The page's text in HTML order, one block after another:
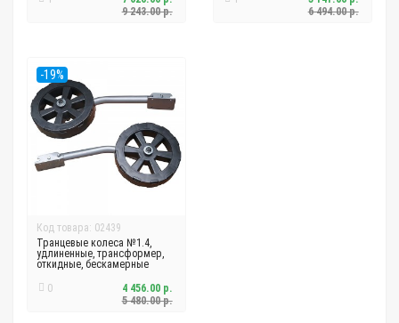
9 243.00 р.
6 494.00 р.
-19%
Код товара: 02439
Транцевые колеса №1.4,
удлиненные, трансформер,
откидные, бескамерные
0
5 480.00 р.
4 456.00 р.